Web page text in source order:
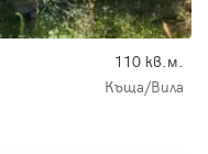
110 кв.м.
Къща/Вила